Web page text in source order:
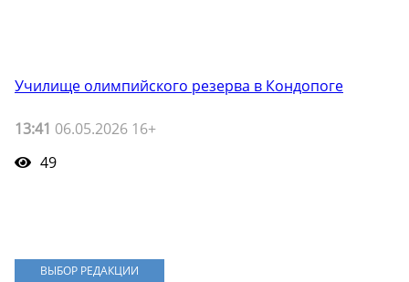
Училище олимпийского резерва в Кондопоге
13:41 06.05.2026 16+
49
ВЫБОР РЕДАКЦИИ